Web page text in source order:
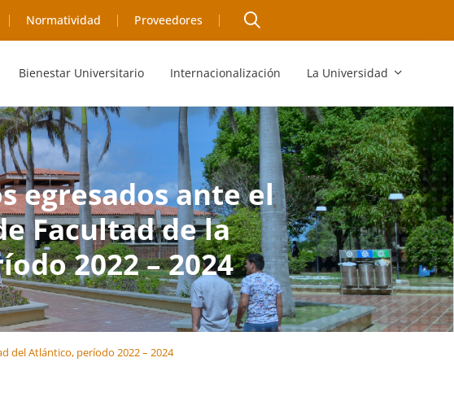
Normatividad Proveedores
Bienestar Universitario Internacionalización La Universidad
egresados ante el
Facultad de la
2022 – 2024
del Atlántico, período 2022 – 2024